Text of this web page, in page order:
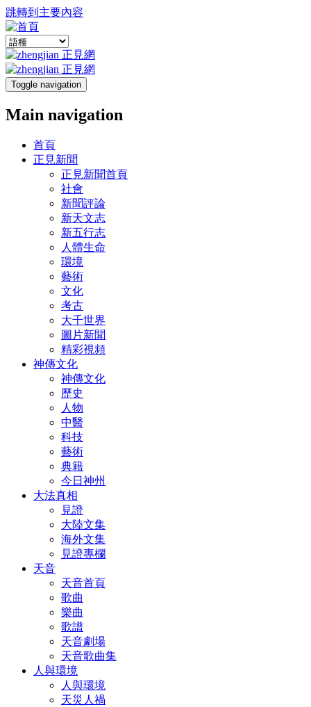
跳轉到主要內容
Toggle navigation
Main navigation
首頁
正見新聞
正見新聞首頁
社會
新聞評論
新天文志
新五行志
人體生命
環境
藝術
文化
考古
大千世界
圖片新聞
精彩視頻
神傳文化
神傳文化
歷史
人物
中醫
科技
藝術
典籍
今日神州
大法真相
見證
大陸文集
海外文集
見證專欄
天音
天音首頁
歌曲
樂曲
歌譜
天音劇場
天音歌曲集
人與環境
人與環境
天災人禍